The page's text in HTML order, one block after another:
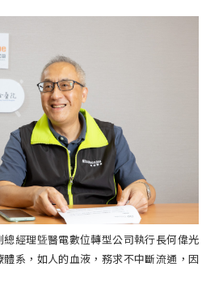
經理曁醫電數位轉型公司執行長何偉光
體系，如人的血液，務求不中斷流通，因